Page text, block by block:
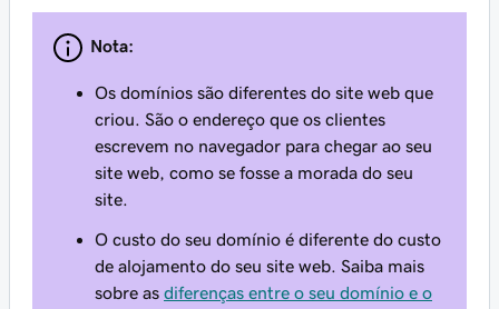
Nota:
Os domínios são diferentes do site web que
criou. São o endereço que os clientes
escrevem no navegador para chegar ao seu
site web, como se fosse a morada do seu
site.
O custo do seu domínio é diferente do custo
de alojamento do seu site web. Saiba mais
sobre as diferenças entre o seu domínio e o